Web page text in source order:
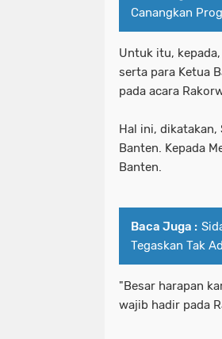
Canangkan
Untuk itu,
serta para Ketua
pada acara
Hal ini, dikatakan,
Banten. Kepada
Banten.
Baca Juga :
Tegaskan Tak
"Besar harapan
wajib hadir pada